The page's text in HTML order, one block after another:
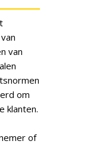
van
om
klanten.
of